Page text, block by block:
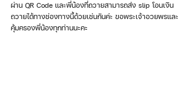
ผ่าน QR Code และพี่น้องที่ถวายสามารถส่ง slip โอนเงิน
ถวายได้ทางช่องทางนี้ด้วยเช่นกันค่ะ ขอพระเจ้าอวยพรและ
คุ้มครองพี่น้องทุกท่านนะคะ